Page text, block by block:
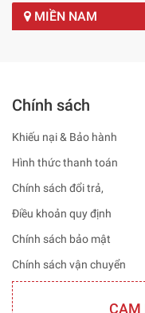
MIỀN NAM
Chính sách
Khiếu nại & Bảo hành
Hình thức thanh toán
Chính sách đổi trả,
Điều khoản quy định
Chính sách bảo mật
Chính sách vận chuyển
CAM